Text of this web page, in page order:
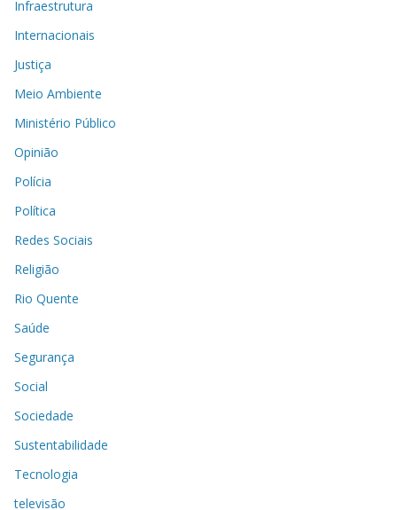
Infraestrutura
Internacionais
Justiça
Meio Ambiente
Ministério Público
Opinião
Polícia
Política
Redes Sociais
Religião
Rio Quente
Saúde
Segurança
Social
Sociedade
Sustentabilidade
Tecnologia
televisão